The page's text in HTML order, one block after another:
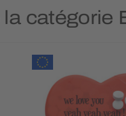
catégorie